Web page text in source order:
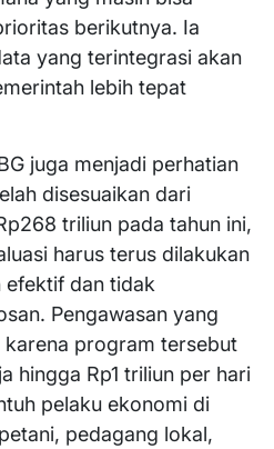
berikutnya. Ia
yang terintegrasi akan
lebih tepat
juga menjadi perhatian
disesuaikan dari
triliun pada tahun ini,
harus terus dilakukan
dan tidak
Pengawasan yang
program tersebut
hingga Rp1 triliun per hari
pelaku ekonomi di
pedagang lokal,